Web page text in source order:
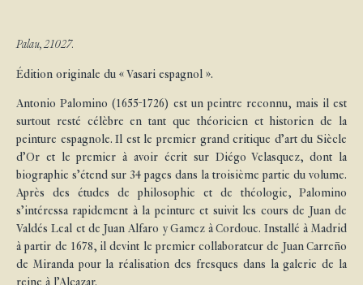
Palau, 21027.
Édition originale du « Vasari espagnol ».
Antonio Palomino (1655-1726) est un peintre reconnu, mais il est
surtout resté célèbre en tant que théoricien et historien de la
peinture espagnole. Il est le premier grand critique d’art du Siècle
d’Or et le premier à avoir écrit sur Diégo Velasquez, dont la
biographie s’étend sur 34 pages dans la troisième partie du volume.
Après des études de philosophie et de théologie, Palomino
s’intéressa rapidement à la peinture et suivit les cours de Juan de
Valdés Leal et de Juan Alfaro y Gamez à Cordoue. Installé à Madrid
à partir de 1678, il devint le premier collaborateur de Juan Carreño
de Miranda pour la réalisation des fresques dans la galerie de la
reine à l’Alcazar.